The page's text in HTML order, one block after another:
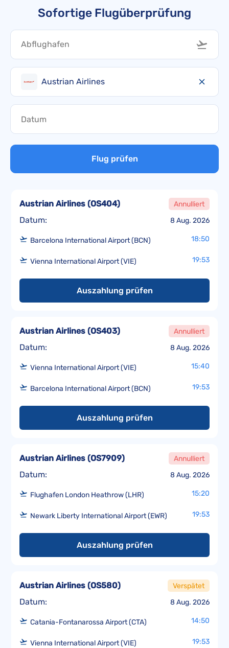
Sofortige Flugüberprüfung
Austrian Airlines
Flug prüfen
Datum: 8 Aug. 2026
Austrian Airlines (OS404) Annulliert
Barcelona International Airport (BCN) 18:50
Vienna International Airport (VIE) 19:53
Auszahlung prüfen
Datum: 8 Aug. 2026
Austrian Airlines (OS403) Annulliert
Vienna International Airport (VIE) 15:40
Barcelona International Airport (BCN) 19:53
Auszahlung prüfen
Datum: 8 Aug. 2026
Austrian Airlines (OS7909) Annulliert
Flughafen London Heathrow (LHR) 15:20
Newark Liberty International Airport (EWR) 19:53
Auszahlung prüfen
Datum: 8 Aug. 2026
Austrian Airlines (OS580) Verspätet
Catania-Fontanarossa Airport (CTA) 14:50
Vienna International Airport (VIE) 19:53